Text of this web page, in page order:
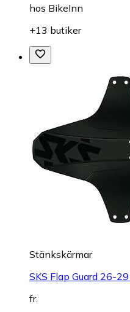
hos BikeInn
+13 butiker
Stänkskärmar
SKS Flap Guard 26-
fr.